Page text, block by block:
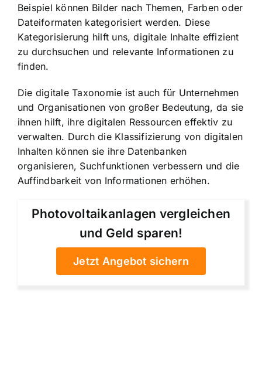
Beispiel können Bilder nach Themen, Farben oder
Dateiformaten kategorisiert werden. Diese
Kategorisierung hilft uns, digitale Inhalte effizient
zu durchsuchen und relevante Informationen zu
finden.
Die digitale Taxonomie ist auch für Unternehmen
und Organisationen von großer Bedeutung, da sie
ihnen hilft, ihre digitalen Ressourcen effektiv zu
verwalten. Durch die Klassifizierung von digitalen
Inhalten können sie ihre Datenbanken
organisieren, Suchfunktionen verbessern und die
Auffindbarkeit von Informationen erhöhen.
Photovoltaikanlagen vergleichen
und Geld sparen!
Jetzt Angebot sichern